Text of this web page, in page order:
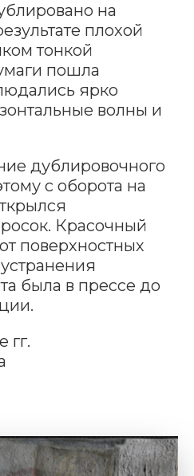
на
плохой
тонкой
пошла
ярко
волны и
дублировочного
с оборота на
Красочный
поверхностных
была в прессе до
гг.